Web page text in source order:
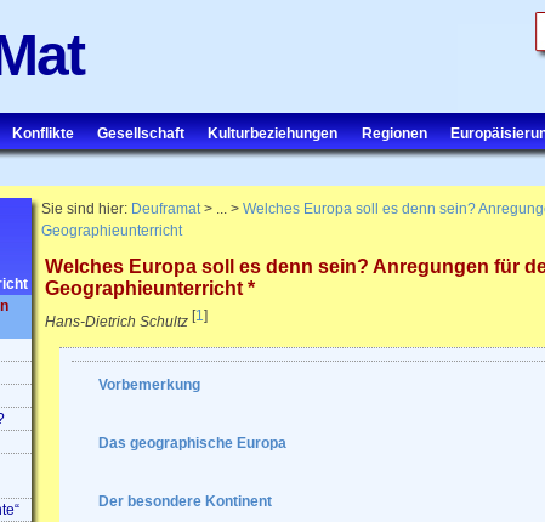
Konflikte Gesellschaft Kulturbeziehungen Regionen
Sie sind hier: Deuframat> ... > Welches Europa soll es denn sein?
Geographieunterricht
Welches Europa soll es denn sein? Anregungen für
Geographieunterricht *
Hans-Dietrich Schultz [1]
Vorbemerkung
Das geographische Europa
Der besondere Kontinent